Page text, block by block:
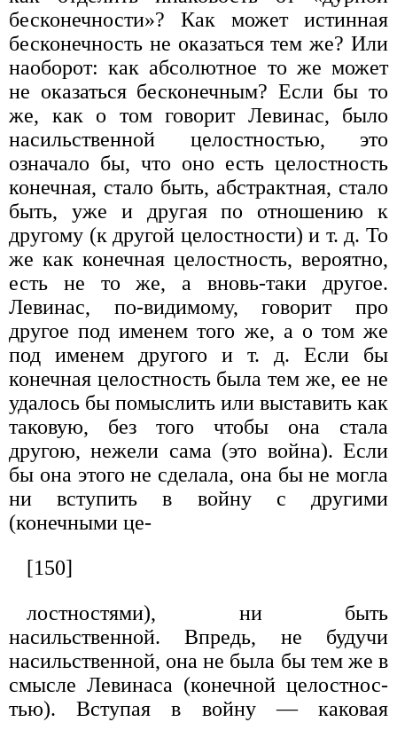
бесконечности»? Как может истинная
бесконечность не оказаться тем же? Или
наоборот: как абсолютное то же может
не оказаться бес­конечным? Если бы то
же, как о том говорит Левинас, было
насиль­ственной целостностью, это
означало бы, что оно есть целостность
конечная, стало быть, абстрактная, стало
быть, уже и другая по отно­шению к
другому (к другой целостности) и т. д. То
же как конечная целостность, вероятно,
есть не то же, а вновь-таки другое.
Левинас, по-видимому, говорит про
другое под именем того же, а о том же
под именем другого и т. д. Если бы
конечная целостность была тем же, ее не
удалось бы помыслить или выставить как
таковую, без того чтобы она стала
другою, нежели сама (это война). Если
бы она этого не сде­лала, она бы не могла
ни вступить в войну с другими
(конечными це-
[150]
лостностями), ни быть
насильственной. Впредь, не будучи
насильствен­ной, она не была бы тем же в
смысле Левинаса (конечной целостнос­
тью). Вступая в войну — каковая